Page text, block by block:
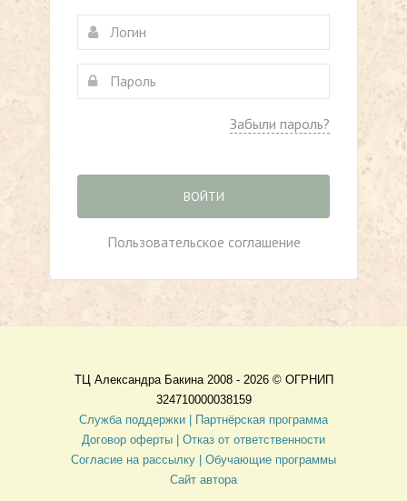
Забыли пароль?
ВОЙТИ
Пользовательское соглашение
ТЦ Александра Бакина 2008 - 2026 © ОГРНИП
324710000038159
Служба поддержки |
Партнёрская программа
Договор оферты
| Отказ от ответственности
Согласие на рассылку | Обучающие программы
Сайт автора